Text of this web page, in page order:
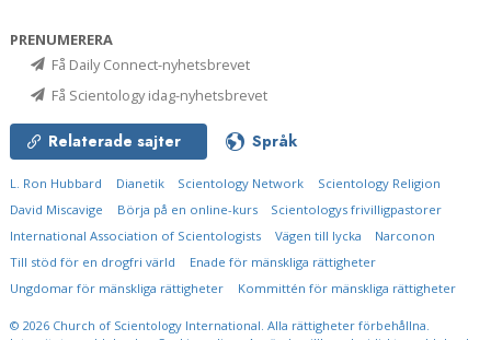
PRENUMERERA
Få Daily Connect-nyhetsbrevet
Få Scientology idag-nyhetsbrevet
Relaterade sajter Språk
L. Ron Hubbard Dianetik Scientology Network
Scientology Religion
David Miscavige
Börja på en online-kurs
Scientologys frivilligpastorer
International Association of Scientologists
Vägen till lycka
Narconon
Till stöd för en drogfri värld
Enade för mänskliga rättigheter
Ungdomar för mänskliga rättigheter
Kommittén för mänskliga rättigheter
© 2026 Church of Scientology International. Alla rättigheter förbehållna.